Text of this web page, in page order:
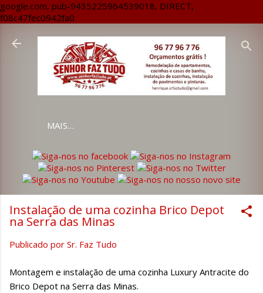
google.com, pub-9435225964539018, DIRECT,
f08c47fec0942fa0Avançar para o conteúdo principal
MAIS…
Instalação de uma cozinha Brico Depot
na Serra das Minas
Publicado por Sr. Faz Tudo
Montagem e instalação de uma cozinha Luxury Antracite do
Brico Depot na Serra das Minas.